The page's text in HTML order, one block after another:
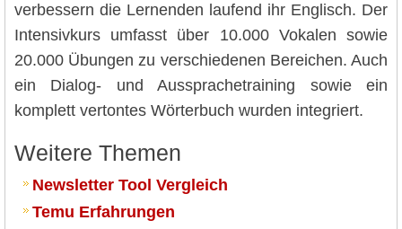
verbessern die Lernenden laufend ihr Englisch. Der
Intensivkurs umfasst über 10.000 Vokalen sowie
20.000 Übungen zu verschiedenen Bereichen. Auch
ein Dialog- und Aussprachetraining sowie ein
komplett vertontes Wörterbuch wurden integriert.
Weitere Themen
Newsletter Tool Vergleich
Temu Erfahrungen